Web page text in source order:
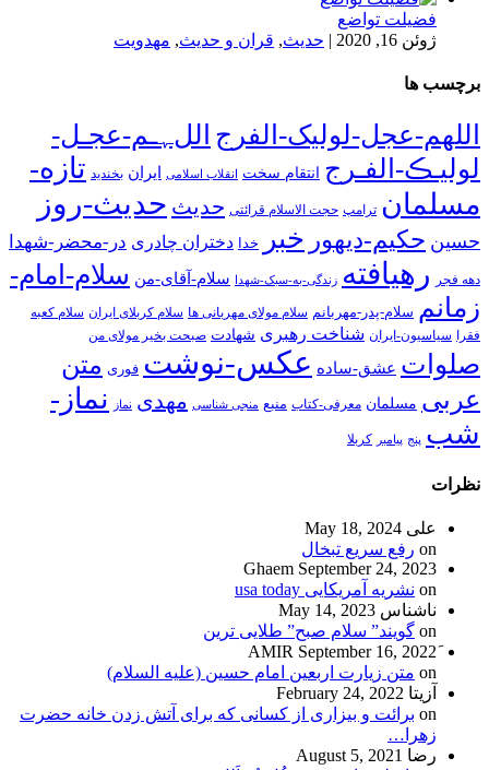
فضیلت تواضع
ژوئن 16, 2020
| حدیث, قران و حدیث, مهدویت
برچسب ها
اللهم-عجل-لولیک-الفرج اللﮩـم-عجـل-
لولیـڪ-الفـرج انتقام سخت انقلاب اسلامی ایران بخندید تازه-
مسلمان ترامپ حجت الاسلام قرائتی حدیث حدیث-روز
حسین حکیم-دیهور خبر خدا دختران چادری در-محضر-شهدا
دهه فجر رهیافته زندگی-به-سبک-شهدا سلام-آقای-من سلام-امام-
زمانم سلام-پدر-مهربانم سلام مولای مهربانی ها سلام کربلای ایران سلام کعبه
فقرا سیاسیون-ایران شناخت رهبری شهادت صبحت بخیر مولای من
صلوات عشق-ساده عکس-نوشت فوری متن
عربی مسلمان معرفی-کتاب منبع منجی شناسی مهدی نماز
نماز-
شب پنج پیامبر کربلا
نظرات
علی May 18, 2024
on رفع سریع تبخال
Ghaem September 24, 2023
on نشریه آمریکایی usa today
ناشناس May 14, 2023
on گویند” سلام صبح” طلایی ترین
September 16, 2022
on متن زیارت اربعین امام حسین (علیه السلام)
آزیتا February 24, 2022
on برائت و بیزاری از کسانی که برای آتش زدن خانه حضرت
زهرا…
رضا August 5, 2021